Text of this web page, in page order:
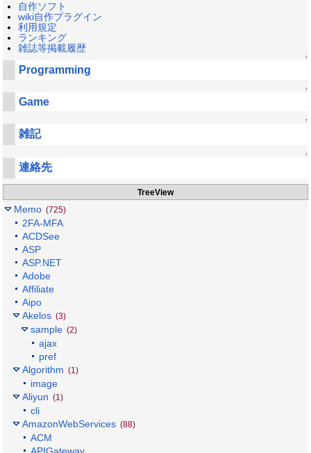
自作ソフト
wiki自作プラグイン
利用規定
ランキング
雑誌等掲載履歴
↑
Programming
↑
Game
↑
雑記
↑
連絡先
TreeView
Memo (725)
2FA-MFA
ACDSee
ASP
ASP.NET
Adobe
Affiliate
Aipo
Akelos (3)
sample (2)
ajax
pref
Algorithm (1)
image
Aliyun (1)
cli
AmazonWebServices (88)
ACM
APIGateway